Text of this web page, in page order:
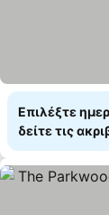
Επιλέξτε
δείτε τις